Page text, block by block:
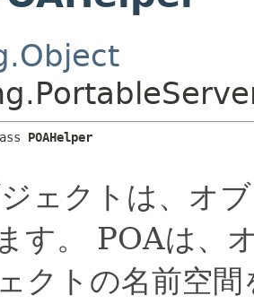
POAHelper
ェクトは、オ
す。
POAは、
クトの名前空